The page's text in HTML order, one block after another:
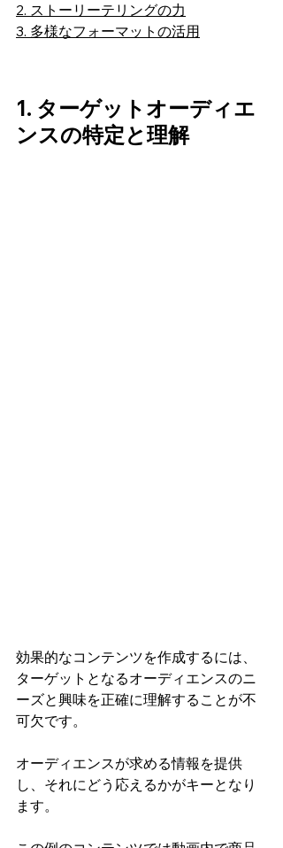
2. ストーリーテリングの力
3. 多様なフォーマットの活用
1. ターゲットオーディエ
ンスの特定と理解
効果的なコンテンツを作成するには、
ターゲットとなるオーディエンスのニ
ーズと興味を正確に理解することが不
可欠です。
オーディエンスが求める情報を提供
し、それにどう応えるかがキーとなり
ます。